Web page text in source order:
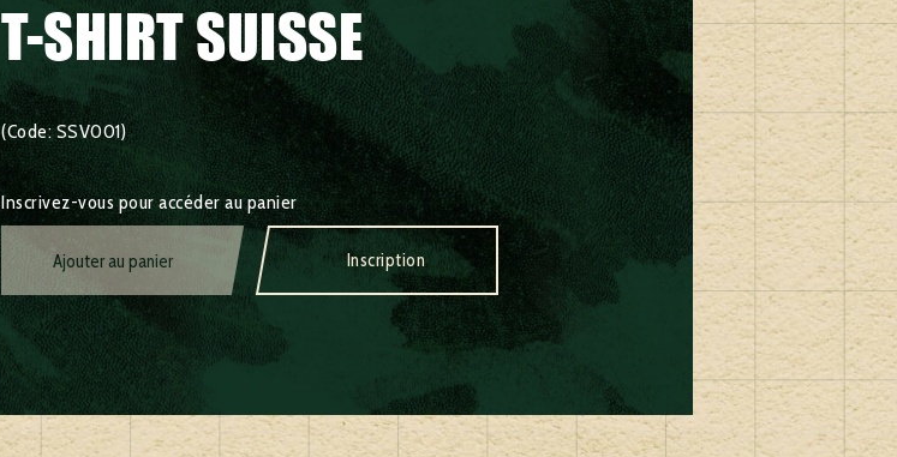
T-SHIRT SUISSE
(Code: SSV001)
Inscrivez-vous pour accéder au panier
Ajouter au panier Inscription